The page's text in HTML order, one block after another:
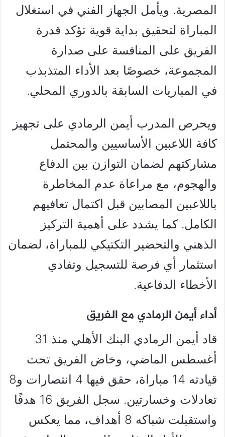
المصرية. ويأمل الجهاز الفني في استغلال
المباراة لتحقيق بداية قوية تؤكد قدرة
الفريق على المنافسة على صدارة
المجموعة، خصوصًا بعد الأداء المتذبذب
في المباريات السابقة بالدوري المحلي.
ويحرص المدرب أيمن الرمادي على تجهيز
كافة اللاعبين الأساسيين والمحتمل
مشاركتهم لضمان التوازن بين الدفاع
والهجوم، مع مراعاة عدم المخاطرة
باللاعبين المصابين قبل اكتمال تعافيهم
الكامل. كما يشدد على أهمية التركيز
الذهني والتحضير التكتيكي للمباراة، لضمان
استثمار أي فرصة للتسجيل وتفادي
الأخطاء الدفاعية.
أداء أيمن الرمادي مع الفريق
قاد أيمن الرمادي البنك الأهلي منذ 31
أغسطس الماضي، وخاض الفريق تحت
قيادته 14 مباراة، حقق فيها 4 انتصارات و8
تعادلات وخسارتين. سجل الفريق 16 هدفًا
واستقبلت شباكه 8 أهداف، مما يعكس